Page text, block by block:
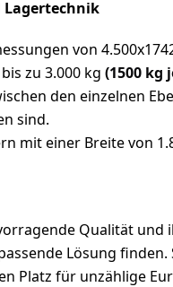
Lagertechnik
von
zu 3.000 kg (1500 kg
den einzelnen
sind.
mit einer Breite von
Qualität
Lösung
Platz für unzählige